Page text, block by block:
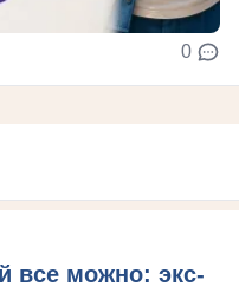
0
все можно: экс-